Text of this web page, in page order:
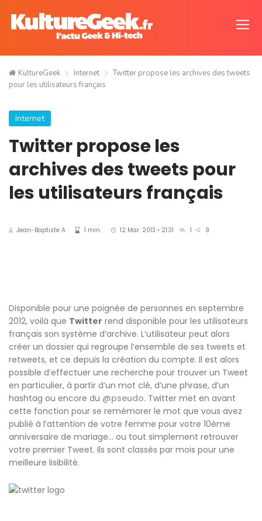
KultureGeek Internet
Twitter propose les archives des tweets
pour les utilisateurs français
Internet
Twitter propose les
archives des tweets pour
les utilisateurs français
Jean-Baptiste A. 1 min. 12 Mar. 2013 • 21:31 1 9
Disponible pour une poignée de personnes en septembre
2012, voilà que Twitter rend disponible pour les utilisateurs
français son système d’archive. L’utilisateur peut alors
créer un dossier qui regroupe l’ensemble de ses tweets et
retweets, et ce depuis la création du compte. Il est alors
possible d’effectuer une recherche pour trouver un Tweet
en particulier, à partir d’un mot clé, d’une phrase, d’un
hashtag ou encore du @pseudo. Twitter met en avant
cette fonction pour se remémorer le mot que vous avez
publié à l’attention de votre femme pour votre 10ème
anniversaire de mariage… ou tout simplement retrouver
votre premier Tweet. Ils sont classés par mois pour une
meilleure lisibilité.